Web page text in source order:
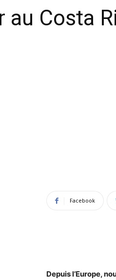
Costa
Facebook
Depuis l’Europe,